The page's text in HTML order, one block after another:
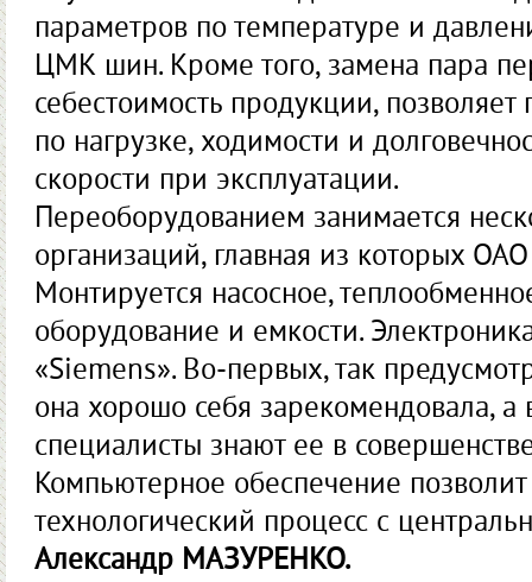
параметров по температуре и
ЦМК шин. Кроме того, замена пара
себестоимость продукции,
по нагрузке, ходимости и
скорости при эксплуатации.
Переоборудованием занимается
организаций, главная из которых
Монтируется насосное,
оборудование и емкости.
«Siemens». Во-первых, так
она хорошо себя зарекомендовала, а
специалисты знают ее в
Компьютерное обеспечение
технологический процесс с
Александр МАЗУРЕНКО.